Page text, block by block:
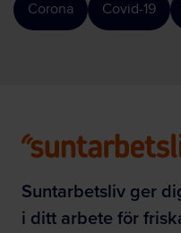
Corona Covid-19
Suntarbetsliv ger
i ditt arbete för